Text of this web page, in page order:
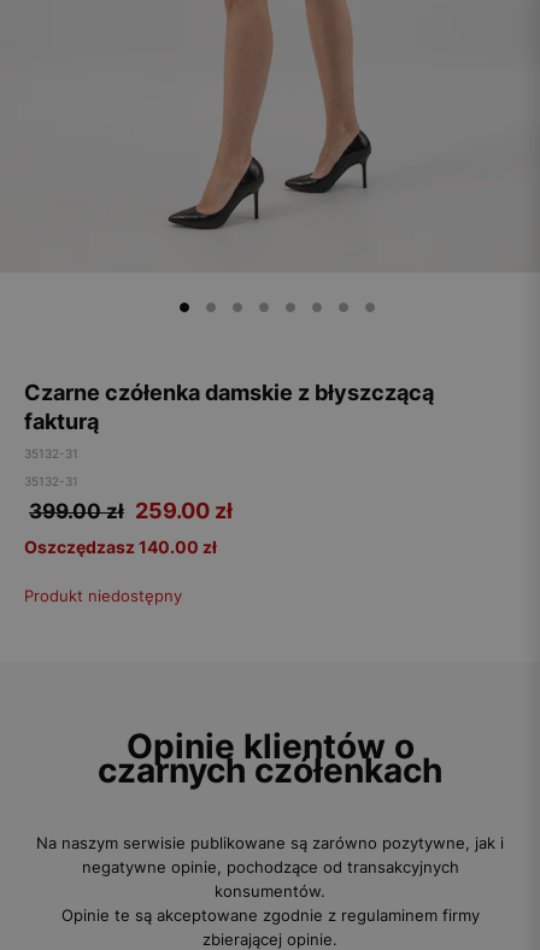
Czarne czółenka damskie z błyszczącą
fakturą
35132-31
35132-31
399.00 zł 259.00 zł
Oszczędzasz 140.00 zł
Produkt niedostępny
Opinie klientów o
czarnych czółenkach
Na naszym serwisie publikowane są zarówno pozytywne, jak i
negatywne opinie, pochodzące od transakcyjnych
konsumentów.
Opinie te są akceptowane zgodnie z regulaminem firmy
zbierającej opinie.